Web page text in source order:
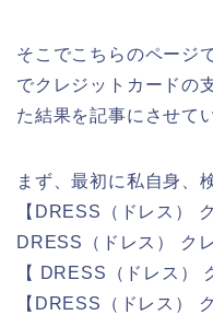
そこでこちらのページ
でクレジットカードの
た結果を記事にさせて
まず、最初に私自身、
【DRESS（ドレス）
DRESS（ドレス） ク
【 DRESS（ドレス）
【DRESS（ドレス）